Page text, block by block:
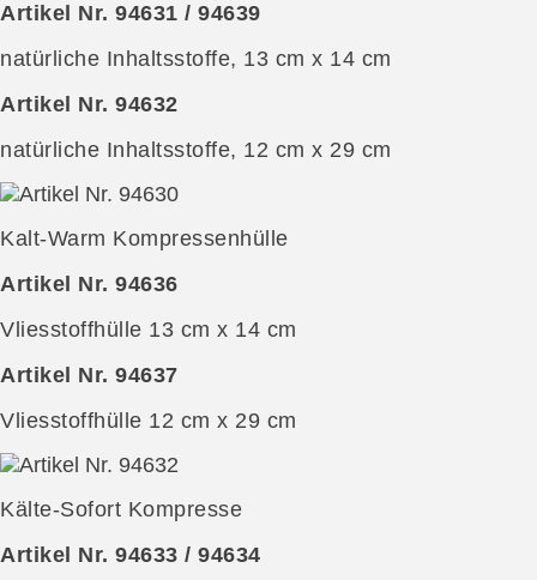
Artikel Nr. 94631 / 94639
natürliche Inhaltsstoffe, 13 cm x 14 cm
Artikel Nr. 94632
natürliche Inhaltsstoffe, 12 cm x 29 cm
Kalt-Warm Kompressenhülle
Artikel Nr. 94636
Vliesstoffhülle 13 cm x 14 cm
Artikel Nr. 94637
Vliesstoffhülle 12 cm x 29 cm
Kälte-Sofort Kompresse
Artikel Nr. 94633 / 94634